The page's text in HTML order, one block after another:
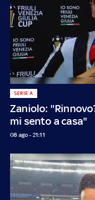
Zaniolo:
mi sento a casa"
SERIE A
08 ago - 21:11